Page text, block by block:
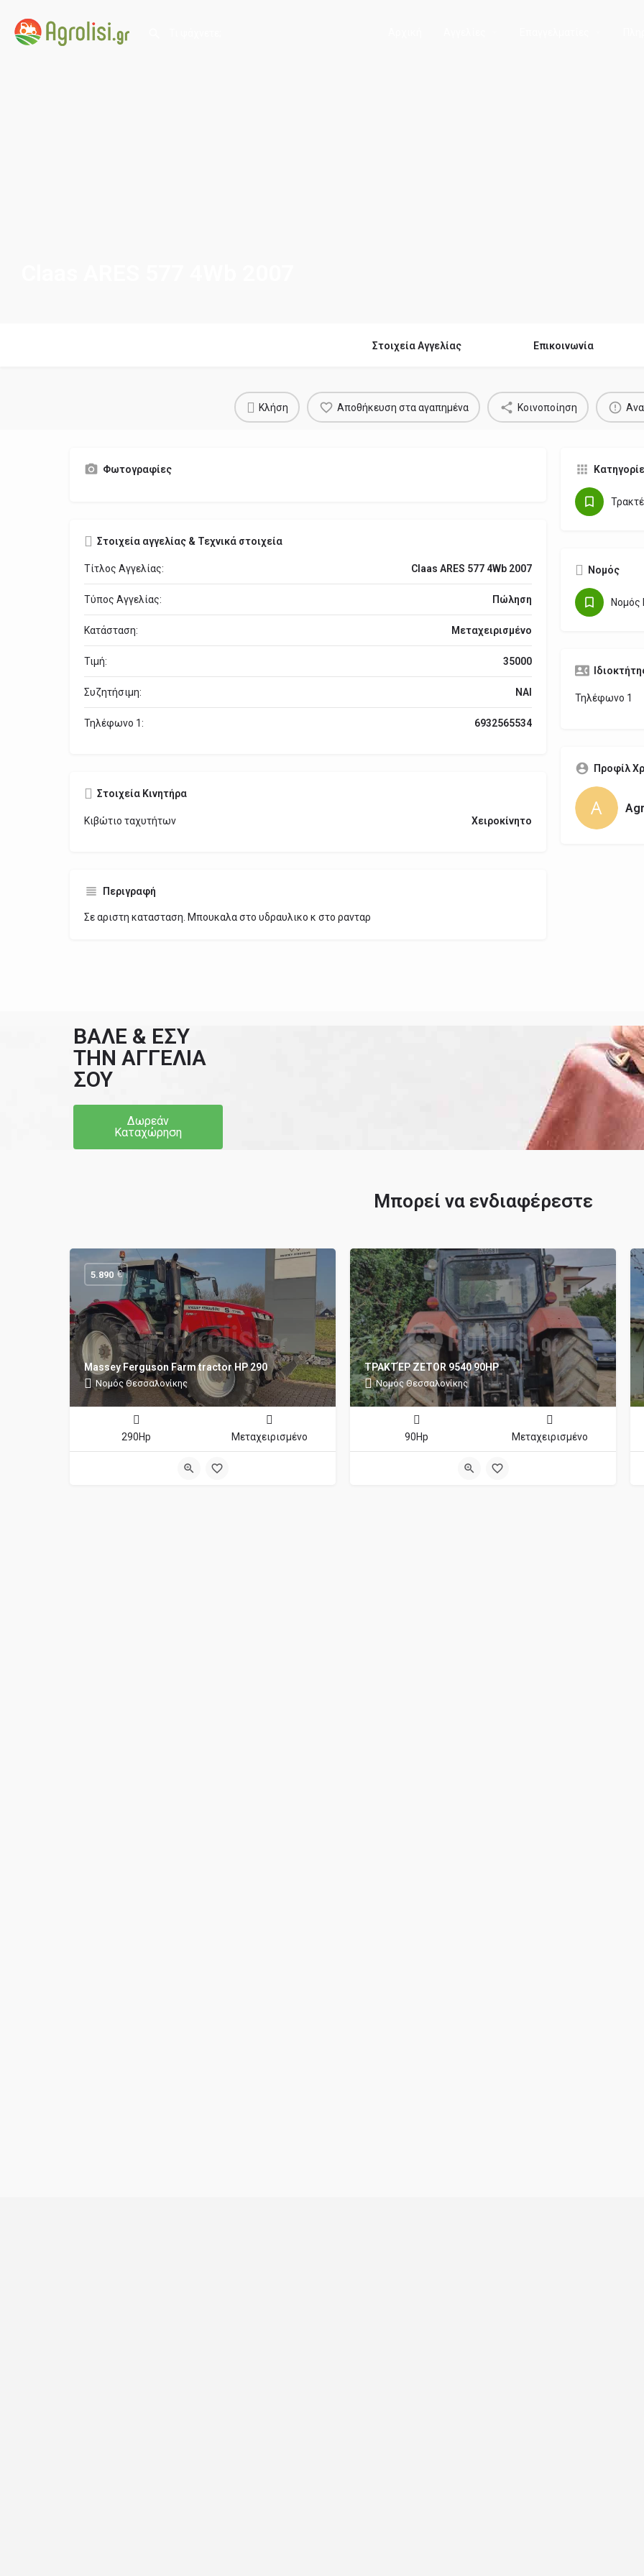
Στοιχεία Αγγελίας Επικοινωνία
Κλήση Αποθήκευση στα αγαπημένα Κοινοποίηση
Φωτογραφίες
Στοιχεία αγγελίας & Τεχνικά στοιχεία
Τίτλος Αγγελίας: Claas ARES 577 4Wb 2007
Τύπος Αγγελίας: Πώληση
Κατάσταση: Μεταχειρισμένο
Τιμή: 35000
Συζητήσιμη: ΝΑΙ
Τηλέφωνο 1: 6932565534
Στοιχεία Κινητήρα
Κιβώτιο ταχυτήτων Χειροκίνητο
Περιγραφή
Σε αριστη κατασταση. Μπουκαλα στο υδραυλικο κ στο ρανταρ
Νομός
Νομός
Τηλέφωνο 1
Προφίλ
ΒΑΛΕ & ΕΣΥ
ΤΗΝ ΑΓΓΕΛΙΑ
ΣΟΥ
Δωρεάν
Καταχώρηση
Μπορεί να ενδιαφέρεστε
Massey Ferguson Farm tractor HP 290
Νομός Θεσσαλονίκης
5.890 €
290Hp Μεταχειρισμένο
ΤΡΑΚΤΈΡ ZETOR 9540 90HP
Νομός Θεσσαλονίκης
90Hp Μεταχειρισμένο